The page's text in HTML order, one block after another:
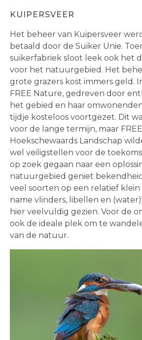
KUIPERSVEER
Het beheer van Kuipersveer
betaald door de Suiker Unie.
suikerfabriek sloot leek ook het
voor het natuurgebied. Het
grote grazers kost immers geld.
FREE Nature, gedreven door
het gebied en haar
tijdje kosteloos voortgezet. Dit
voor de lange termijn, maar
Hoekschewaards Landschap
wel veiligstellen voor de
op zoek gegaan naar een
natuurgebied geniet
veel soorten op een relatief
name vlinders, libellen en
hier veelvuldig gezien. Voor de
ook de ideale plek om te
van de natuur.